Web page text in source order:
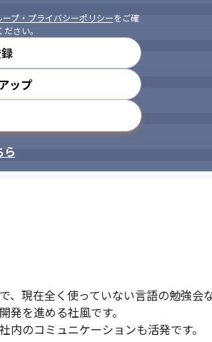
ース）
に就任。
、シェアNo.1（※）までグロースさせた実
年度版」音声（映像）コミュニケーショ
ープ・プライバシーポリシーをご確
さい。
ップ
ら
現在全く使っていない言語の勉強会
を進める社風です。
のコミュニケーションも活発です。